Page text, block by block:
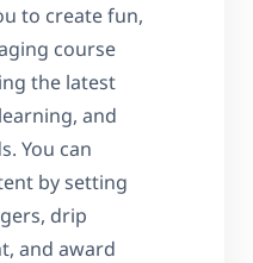
to create fun,
course
the latest
and
You can
by setting
drip
and award